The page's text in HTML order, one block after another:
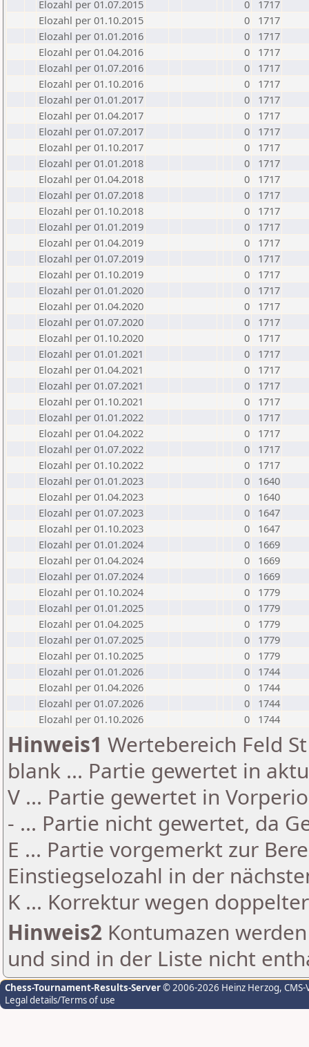
Elozahl per 01.07.2015
0
1717
Elozahl per 01.10.2015
0
1717
Elozahl per 01.01.2016
0
1717
Elozahl per 01.04.2016
0
1717
Elozahl per 01.07.2016
0
1717
Elozahl per 01.10.2016
0
1717
Elozahl per 01.01.2017
0
1717
Elozahl per 01.04.2017
0
1717
Elozahl per 01.07.2017
0
1717
Elozahl per 01.10.2017
0
1717
Elozahl per 01.01.2018
0
1717
Elozahl per 01.04.2018
0
1717
Elozahl per 01.07.2018
0
1717
Elozahl per 01.10.2018
0
1717
Elozahl per 01.01.2019
0
1717
Elozahl per 01.04.2019
0
1717
Elozahl per 01.07.2019
0
1717
Elozahl per 01.10.2019
0
1717
Elozahl per 01.01.2020
0
1717
Elozahl per 01.04.2020
0
1717
Elozahl per 01.07.2020
0
1717
Elozahl per 01.10.2020
0
1717
Elozahl per 01.01.2021
0
1717
Elozahl per 01.04.2021
0
1717
Elozahl per 01.07.2021
0
1717
Elozahl per 01.10.2021
0
1717
Elozahl per 01.01.2022
0
1717
Elozahl per 01.04.2022
0
1717
Elozahl per 01.07.2022
0
1717
Elozahl per 01.10.2022
0
1717
Elozahl per 01.01.2023
0
1640
Elozahl per 01.04.2023
0
1640
Elozahl per 01.07.2023
0
1647
Elozahl per 01.10.2023
0
1647
Elozahl per 01.01.2024
0
1669
Elozahl per 01.04.2024
0
1669
Elozahl per 01.07.2024
0
1669
Elozahl per 01.10.2024
0
1779
Elozahl per 01.01.2025
0
1779
Elozahl per 01.04.2025
0
1779
Elozahl per 01.07.2025
0
1779
Elozahl per 01.10.2025
0
1779
Elozahl per 01.01.2026
0
1744
Elozahl per 01.04.2026
0
1744
Elozahl per 01.07.2026
0
1744
Elozahl per 01.10.2026
0 1744
Hinweis1 Wertebereich Feld
blank ... Partie gewertet in
V ... Partie gewertet in
- ... Partie nicht gewertet, da
E ... Partie vorgemerkt zur
Einstiegselozahl in der
K ... Korrektur wegen
Hinweis2 Kontumazen
und sind in der Liste nicht
Chess-Tournament-Results-Server© 2006-2026 Heinz Herzog,
Legal details/Terms of use